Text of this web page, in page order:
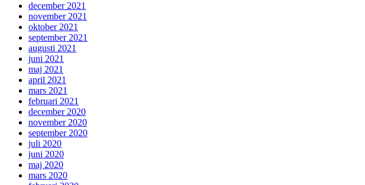
december 2021
november 2021
oktober 2021
september 2021
augusti 2021
juni 2021
maj 2021
april 2021
mars 2021
februari 2021
december 2020
november 2020
september 2020
juli 2020
juni 2020
maj 2020
mars 2020